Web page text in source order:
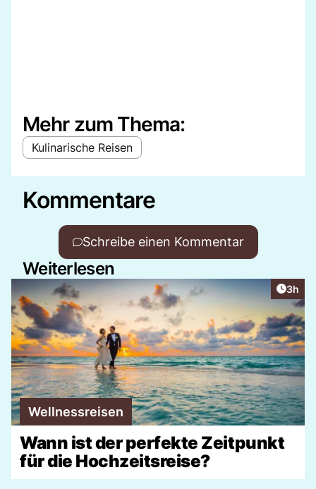
Mehr zum Thema:
Kulinarische Reisen
Kommentare
Schreibe einen Kommentar
Weiterlesen
3h
Wellnessreisen
Wann ist der perfekte Zeitpunkt
für die Hochzeitsreise?